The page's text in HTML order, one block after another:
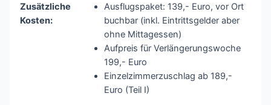
Zusätzliche
Kosten:
Ausflugspaket: 139,- Euro, vor Ort
buchbar (inkl. Eintrittsgelder aber
ohne Mittagessen)
Aufpreis für Verlängerungswoche
199,- Euro
Einzelzimmerzuschlag ab 189,-
Euro (Teil I)